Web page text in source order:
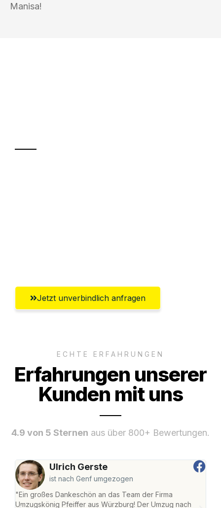
Manisa!
Jetzt unverbindlich anfragen
ECHTE ERFAHRUNGEN
Erfahrungen unserer
Kunden mit uns
4.9 von 5 Sternen aus über 800+ Bewertungen.
Ulrich Gerste
ist nach Genf umgezogen
"Ein großes Dankeschön an das Team der Firma
Umzugskönig Pfeiffer aus Würzburg! Der Umzug nach